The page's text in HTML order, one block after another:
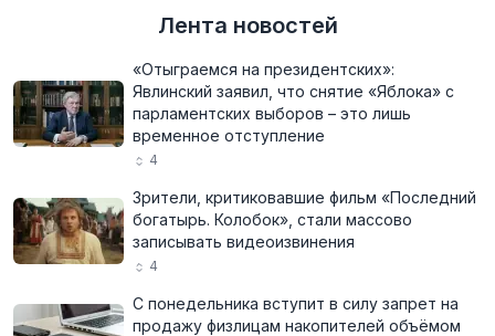
Лента новостей
«Отыграемся на президентских»:
Явлинский заявил, что снятие «Яблока» с
парламентских выборов – это лишь
временное отступление
4
Зрители, критиковавшие фильм «Последний
богатырь. Колобок», стали массово
записывать видеоизвинения
4
С понедельника вступит в силу запрет на
продажу физлицам накопителей объёмом